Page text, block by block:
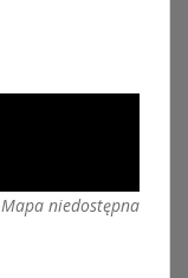
Mapa niedostępna